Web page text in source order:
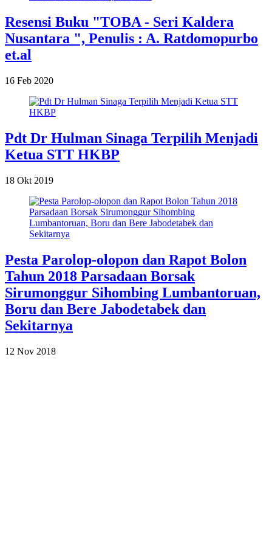
Resensi Buku "TOBA - Seri Kaldera
Nusantara ", Penulis : A. Ratdomopurbo
et.al
16 Feb 2020
Pdt Dr Hulman Sinaga Terpilih Menjadi
Ketua STT HKBP
18 Okt 2019
Pesta Parolop-olopon dan Rapot Bolon
Tahun 2018 Parsadaan Borsak
Sirumonggur Sihombing Lumbantoruan,
Boru dan Bere Jabodetabek dan
Sekitarnya
12 Nov 2018